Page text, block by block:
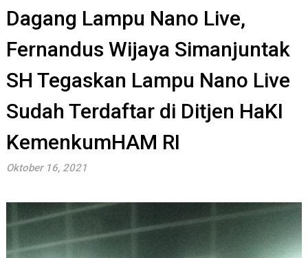
Dagang Lampu Nano Live,
Fernandus Wijaya Simanjuntak
SH Tegaskan Lampu Nano Live
Sudah Terdaftar di Ditjen HaKI
KemenkumHAM RI
Oktober 16, 2021